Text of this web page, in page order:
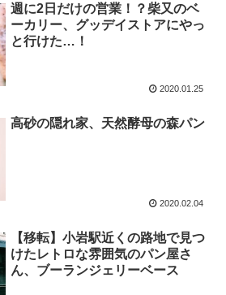
週に2日だけの営業！？柴又のベ
ーカリー、グッデイストアにやっ
と行けた…！
2020.01.25
高砂の隠れ家、天然酵母の森パン
2020.02.04
【移転】小岩駅近くの路地で見つ
けたレトロな雰囲気のパン屋さ
ん、ブーランジェリーベース